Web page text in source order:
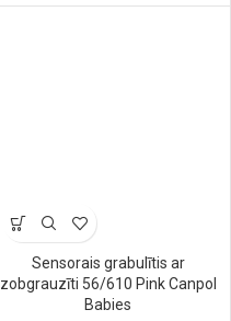
Sensorais grabulītis ar
zobgrauzīti 56/610 Pink Canpol
Babies